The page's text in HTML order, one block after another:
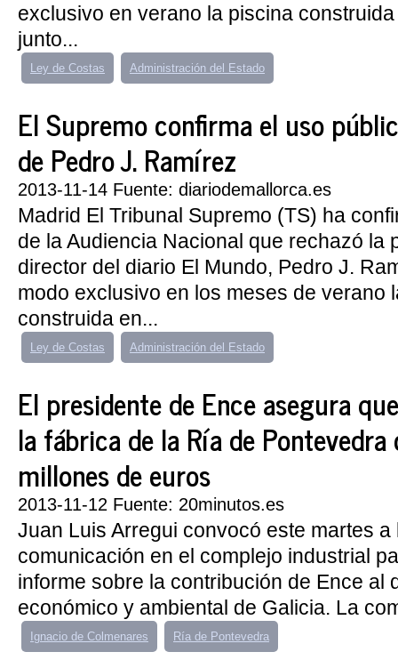
exclusivo en verano la piscina
junto...
Ley de Costas Administración del Estado
El Supremo confirma el uso
de Pedro J. Ramírez
2013-11-14 Fuente: diariodemallorca.es
Madrid El Tribunal Supremo (TS) ha
de la Audiencia Nacional que rechazó la
director del diario El Mundo, Pedro J.
modo exclusivo en los meses de verano
construida en...
Ley de Costas Administración del Estado
El presidente de Ence asegura
la fábrica de la Ría de
millones de euros
2013-11-12 Fuente: 20minutos.es
Juan Luis Arregui convocó este martes a
comunicación en el complejo industrial
informe sobre la contribución de Ence al
económico y ambiental de Galicia. La
Ignacio de Colmenares Ría de Pontevedra